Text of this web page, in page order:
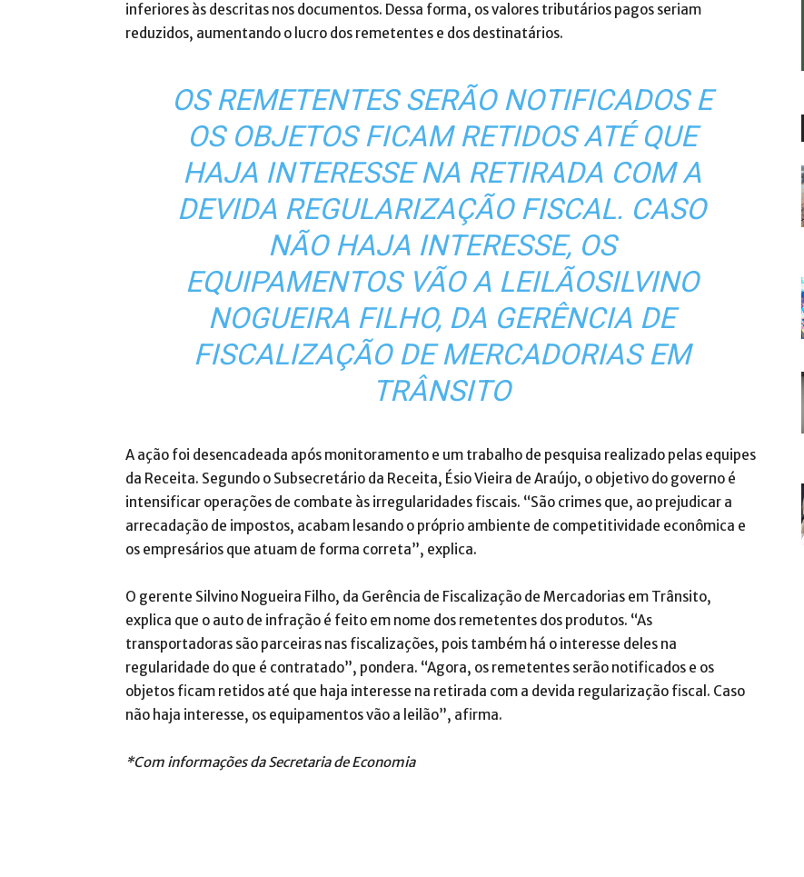
inferiores às descritas nos documentos. Dessa forma, os valores tributários pagos seriam
reduzidos, aumentando o lucro dos remetentes e dos destinatários.
OS REMETENTES SERÃO NOTIFICADOS E
OS OBJETOS FICAM RETIDOS ATÉ QUE
HAJA INTERESSE NA RETIRADA COM A
DEVIDA REGULARIZAÇÃO FISCAL. CASO
NÃO HAJA INTERESSE, OS
EQUIPAMENTOS VÃO A LEILÃOSILVINO
NOGUEIRA FILHO, DA GERÊNCIA DE
FISCALIZAÇÃO DE MERCADORIAS EM
TRÂNSITO
A ação foi desencadeada após monitoramento e um trabalho de pesquisa realizado pelas equipes
da Receita. Segundo o Subsecretário da Receita, Ésio Vieira de Araújo, o objetivo do governo é
intensificar operações de combate às irregularidades fiscais. “São crimes que, ao prejudicar a
arrecadação de impostos, acabam lesando o próprio ambiente de competitividade econômica e
os empresários que atuam de forma correta”, explica.
O gerente Silvino Nogueira Filho, da Gerência de Fiscalização de Mercadorias em Trânsito,
explica que o auto de infração é feito em nome dos remetentes dos produtos. “As
transportadoras são parceiras nas fiscalizações, pois também há o interesse deles na
regularidade do que é contratado”, pondera. “Agora, os remetentes serão notificados e os
objetos ficam retidos até que haja interesse na retirada com a devida regularização fiscal. Caso
não haja interesse, os equipamentos vão a leilão”, afirma.
*Com informações da Secretaria de Economia